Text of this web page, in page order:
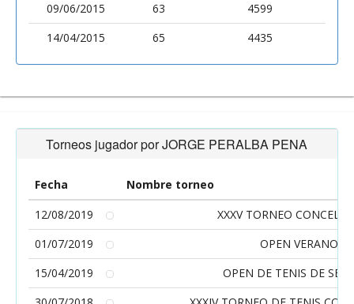
09/06/2015
63
4599
14/04/2015
65 4435
Torneos jugador por JORGE PERALBA PENA
Fecha
Nombre torneo
12/08/2019
XXXV TORNEO
01/07/2019
OPEN VERANO
15/04/2019
OPEN DE TENIS DE